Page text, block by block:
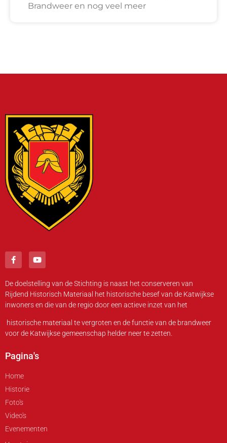
Brandweer en nog veel meer
De doelstelling van de Stichting is naast het conserveren van
Rijdend Historisch Materiaal het historische besef van de Katwijkse
inwoners en die van de regio door een actieve inzet van het
historische materiaal te vergroten en de functie van de brandweer
voor de Katwijkse gemeenschap helder neer te zetten.
Pagina's
Home
Historie
Foto's
Video's
Evenementen